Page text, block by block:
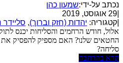
נכתב על-ידי:שמעון כהן
29 אוגוסט, 2019
קטגוריה: יהדות (חזק וברוך),
אלול, חודש הרחמים והסליחות יכנס
החטאים שלנו? האם מספיק להפסיק
סליחה?
קרא בהרחבה